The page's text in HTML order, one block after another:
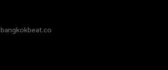
bangkokbeat.co